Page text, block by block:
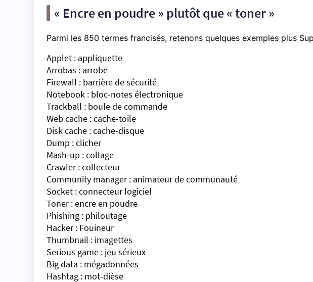
« Encre en poudre » plutôt que « toner »
Parmi les 850 termes francisés, retenons quelques exemples plus
Applet : appliquette
Arrobas : arrobe
Firewall : barrière de sécurité
Notebook : bloc-notes électronique
Trackball : boule de commande
Web cache : cache-toile
Disk cache : cache-disque
Dump : clicher
Mash-up : collage
Crawler : collecteur
Community manager : animateur de communauté
Socket : connecteur logiciel
Toner : encre en poudre
Phishing : philoutage
Hacker : Fouineur
Thumbnail : imagettes
Serious game : jeu sérieux
Big data : mégadonnées
Hashtag : mot-dièse